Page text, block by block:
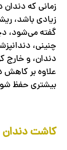
زمانی که
زیادی باشد،
گفته می‌شود،
چنینی،
دندان، و خارج
علاوه بر کاهش
بیشتری حفظ
کاشت دندان